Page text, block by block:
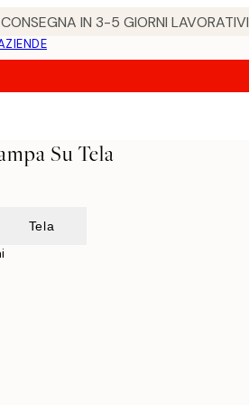
IN 3-5 GIORNI LAVORATIVI
Su Tela
Tela